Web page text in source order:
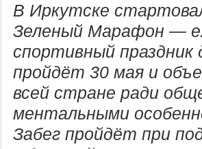
В Иркутске
Зеленый Марафон —
спортивный праздник
пройдёт 30 мая и
всей стране ради
ментальными
Забег пройдёт при